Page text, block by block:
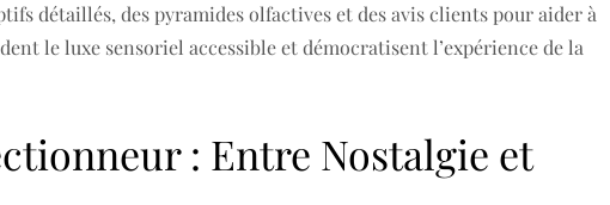
détaillés, des pyramides olfactives et des avis clients pour aider à
le luxe sensoriel accessible et démocratisent l’expérience de la
: Entre Nostalgie et